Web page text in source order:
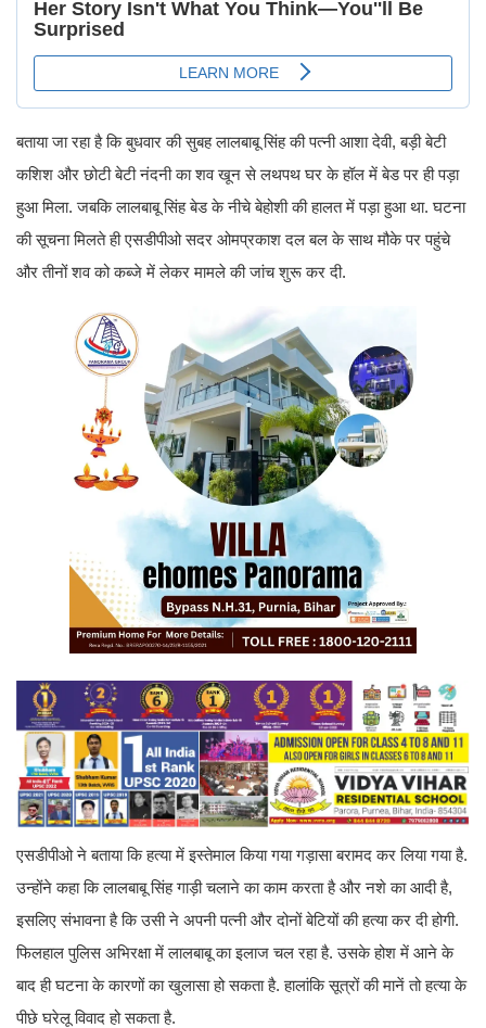
बताया जा रहा है कि बुधवार की सुबह लालबाबू सिंह की पत्नी आशा देवी, बड़ी बेटी
कशिश और छोटी बेटी नंदनी का शव खून से लथपथ घर के हॉल में बेड पर ही पड़ा
हुआ मिला. जबकि लालबाबू सिंह बेड के नीचे बेहोशी की हालत में पड़ा हुआ था. घटना
की सूचना मिलते ही एसडीपीओ सदर ओमप्रकाश दल बल के साथ मौके पर पहुंचे
और तीनों शव को कब्जे में लेकर मामले की जांच शुरू कर दी.
एसडीपीओ ने बताया कि हत्या में इस्तेमाल किया गया गड़ासा बरामद कर लिया गया है.
उन्होंने कहा कि लालबाबू सिंह गाड़ी चलाने का काम करता है और नशे का आदी है,
इसलिए संभावना है कि उसी ने अपनी पत्नी और दोनों बेटियों की हत्या कर दी होगी.
फिलहाल पुलिस अभिरक्षा में लालबाबू का इलाज चल रहा है. उसके होश में आने के
बाद ही घटना के कारणों का खुलासा हो सकता है. हालांकि सूत्रों की मानें तो हत्या के
पीछे घरेलू विवाद हो सकता है.